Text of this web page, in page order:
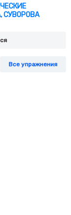
СУВОРОВА
Все упражнения